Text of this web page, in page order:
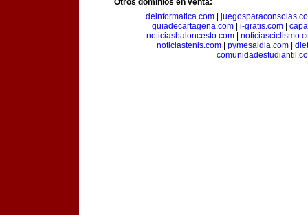
Otros dominios en venta:
deinformatica.com
guiadecartagena.com| i-gratis.com|
noticiasbaloncesto.com
noticiastenis.com
pymesaldia.com